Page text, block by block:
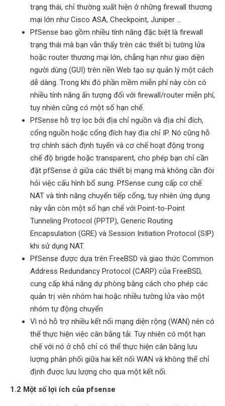
trạng thái, chỉ thường xuất hiện ở những firewall thương
mại lớn như Cisco ASA, Checkpoint, Juniper …
PfSense bao gồm nhiều tính năng đặc biệt là firewall
trạng thái mà bạn vẫn thấy trên các thiết bị tường lửa
hoặc router thương mại lớn, chẳng hạn như giao diện
người dùng (GUI) trên nền Web tạo sự quản lý một cách
dễ dàng. Trong khi đó phần mềm miễn phí này còn có
nhiều tính năng ấn tượng đối với firewall/router miễn phí,
tuy nhiên cũng có một số hạn chế.
PfSense hỗ trợ lọc bởi địa chỉ nguồn và địa chỉ đích,
cổng nguồn hoặc cổng đích hay địa chỉ IP. Nó cũng hỗ
trợ chính sách định tuyến và cơ chế hoạt động trong
chế độ brigde hoặc transparent, cho phép bạn chỉ cần
đặt pfSense ở giữa các thiết bị mạng mà không cần đòi
hỏi việc cấu hình bổ sung. PfSense cung cấp cơ chế
NAT và tính năng chuyển tiếp cổng, tuy nhiên ứng dụng
này vẫn còn một số hạn chế với Point-to-Point
Tunneling Protocol (PPTP), Generic Routing
Encapsulation (GRE) và Session Initiation Protocol (SIP)
khi sử dụng NAT.
PfSense được dựa trên FreeBSD và giao thức Common
Address Redundancy Protocol (CARP) của FreeBSD,
cung cấp khả năng dự phòng bằng cách cho phép các
quản trị viên nhóm hai hoặc nhiều tường lửa vào một
nhóm tự động chuyển
Vì nó hỗ trợ nhiều kết nối mạng diện rộng (WAN) nên có
thể thực hiện việc cân bằng tải. Tuy nhiên có một hạn
chế với nó ở chỗ chỉ có thể thực hiện cân bằng lưu
lượng phân phối giữa hai kết nối WAN và không thể chỉ
định được lưu lượng cho qua một kết nối.
1.2 Một số lợi ích của pfsense